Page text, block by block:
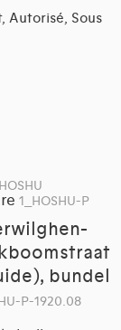
Autorisé, Sous
1_HOSHU-P
bundel
P-1920.08